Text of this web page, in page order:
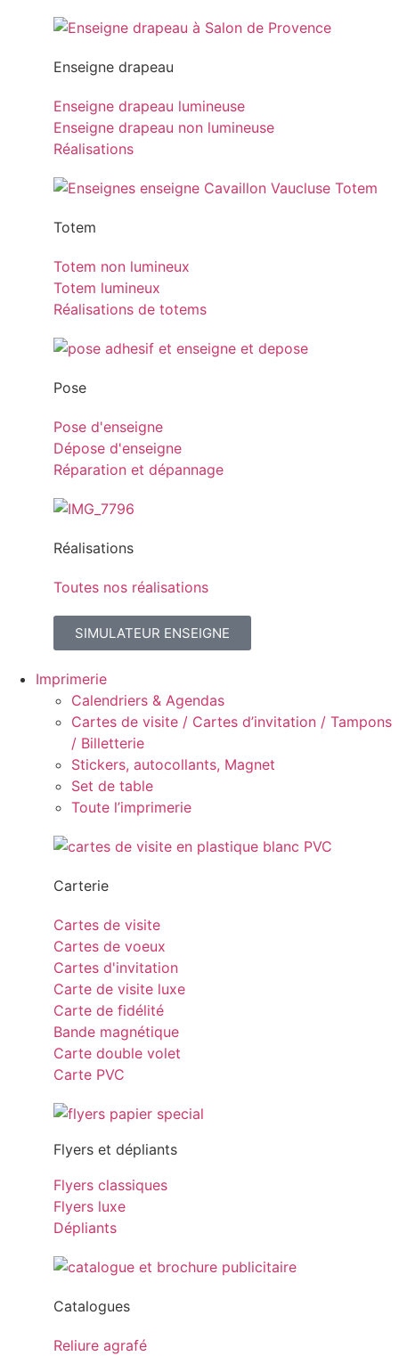
Enseigne drapeau
Enseigne drapeau lumineuse
Enseigne drapeau non lumineuse
Réalisations
Totem
Totem non lumineux
Totem lumineux
Réalisations de totems
Pose
Pose d'enseigne
Dépose d'enseigne
Réparation et dépannage
Réalisations
Toutes nos réalisations
SIMULATEUR ENSEIGNE
Imprimerie
Calendriers & Agendas
Cartes de visite / Cartes d’invitation / Tampons
/ Billetterie
Stickers, autocollants, Magnet
Set de table
Toute l’imprimerie
Carterie
Cartes de visite
Cartes de voeux
Cartes d'invitation
Carte de visite luxe
Carte de fidélité
Bande magnétique
Carte double volet
Carte PVC
Flyers et dépliants
Flyers classiques
Flyers luxe
Dépliants
Catalogues
Reliure agrafé